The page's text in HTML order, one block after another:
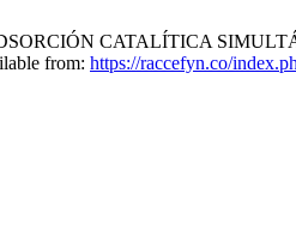
CATALÍTICA
from: https://raccefyn.co/